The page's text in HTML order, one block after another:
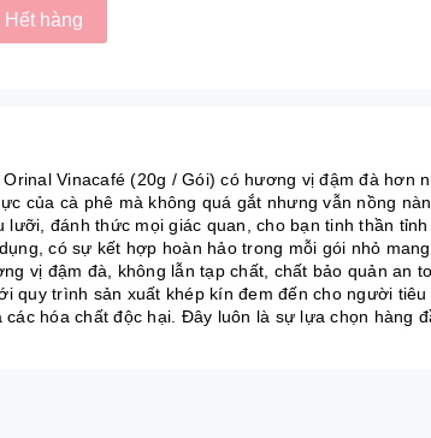
Hết hàng
Vinacafé (20g / Gói) có hương vị đậm đà hơn
của cà phê mà không quá gắt nhưng vẫn nồng
đánh thức mọi giác quan, cho bạn tinh thần
có sự kết hợp hoàn hảo trong mỗi gói nhỏ
vị đậm đà, không lẫn tạp chất, chất bảo quản an
quy trình sản xuất khép kín đem đến cho người tiêu
hóa chất độc hại. Đây luôn là sự lựa chọn hàng